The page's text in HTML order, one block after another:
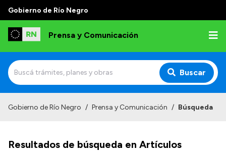
Gobierno de Río Negro
Prensa y Comunicación
Buscar
Autoridades
Gobierno de Río Negro / Prensa y Comunicación / Búsqueda
Resultados de búsqueda en Artículos